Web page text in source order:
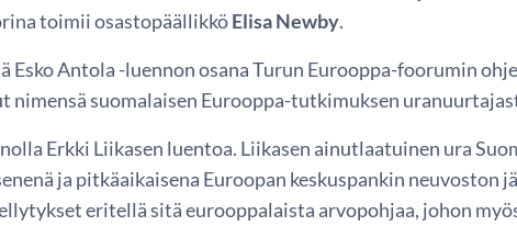
toimii osastopäällikköElisa Newby.
Esko Antola -luennon osana Turun Eurooppa-foorumin
nimensä suomalaisen Eurooppa-tutkimuksen
Erkki Liikasen luentoa. Liikasen ainutlaatuinen ura
ja pitkäaikaisena Euroopan keskuspankin neuvoston
eritellä sitä eurooppalaista arvopohjaa, johon